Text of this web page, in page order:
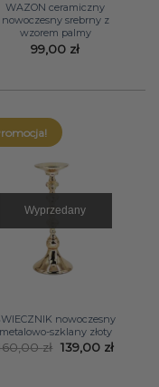
WAZON ceramiczny
nowoczesny srebrny z
wzorem palmy
99,00 zł
Wyprzedany
nowoczesny
metalowo-szklany złoty
zł Pierwotna
cena
139,00 zł